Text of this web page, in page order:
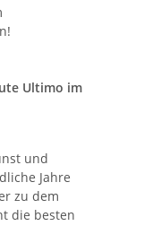
Ultimo im
und
Jahre
zu dem
die besten